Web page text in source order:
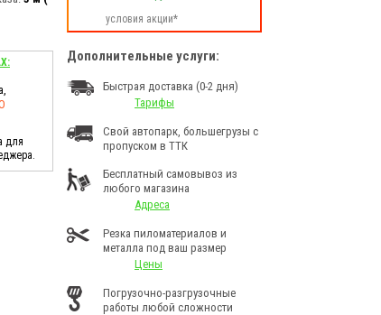
для
условия акции*
Дополнительные услуги:
Быстрая доставка (0-2 дня)
Тарифы
Свой автопарк, большегрузы с
пропуском в ТТК
Бесплатный самовывоз из
любого магазина
Адреса
Резка пиломатериалов и
металла под ваш размер
Цены
Погрузочно-разгрузочные
работы любой сложности